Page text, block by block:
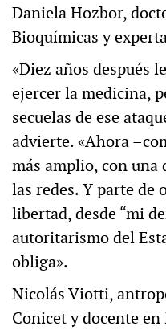
Daniela Hozbor,
Bioquímicas y
«Diez años después
ejercer la medicina,
secuelas de ese
advierte. «Ahora
más amplio, con
las redes. Y parte de
libertad, desde “mi
autoritarismo del
obliga».
Nicolás Viotti,
Conicet y docente